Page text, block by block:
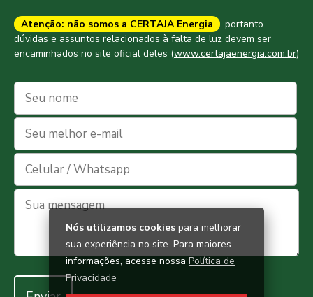
Nós utilizamos cookies para melhorar
sua experiência no site. Para maiores
informações, acesse nossaPolítica de
Privacidade
Atenção: não somos a CERTAJA Energia , portanto
dúvidas e assuntos relacionados à falta de luz devem ser
encaminhados no site oficial deles (www.certajaenergia.com.br)